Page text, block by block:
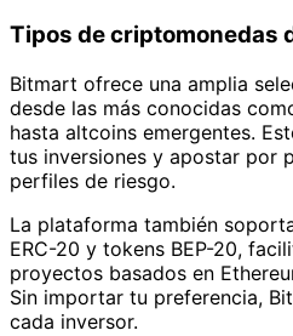
Tipos de criptomonedas
Bitmart ofrece una amplia
desde las más conocidas
hasta altcoins emergentes.
tus inversiones y apostar por
perfiles de riesgo.
La plataforma también
ERC-20 y tokens BEP-20,
proyectos basados en
Sin importar tu preferencia,
cada inversor.